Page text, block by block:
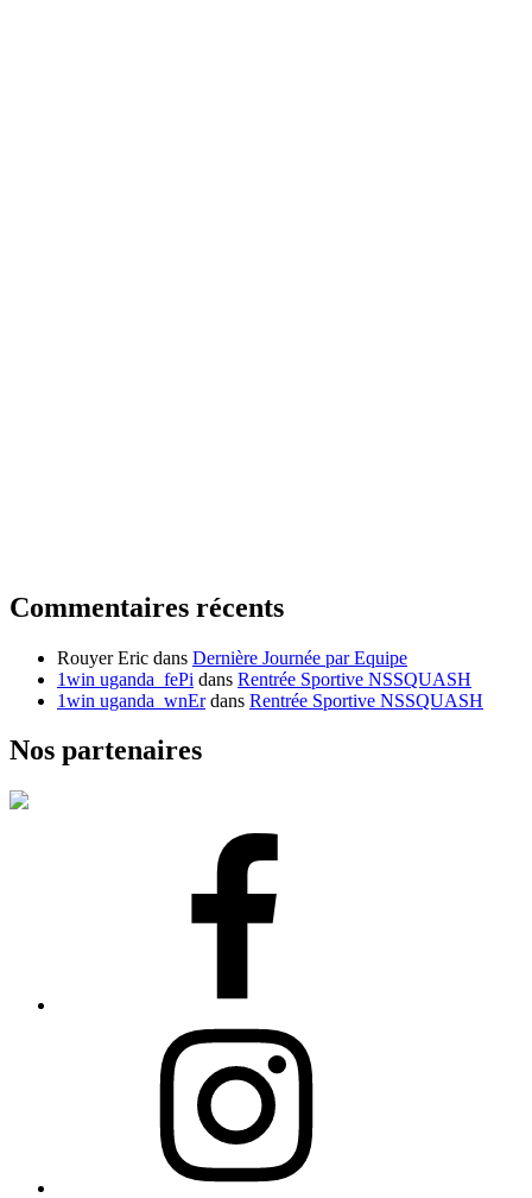
Commentaires récents
Rouyer Eric dans Dernière Journée par Equipe
1win uganda_fePi dans Rentrée Sportive NSSQUASH
1win uganda_wnErdans Rentrée Sportive NSSQUASH
Nos partenaires